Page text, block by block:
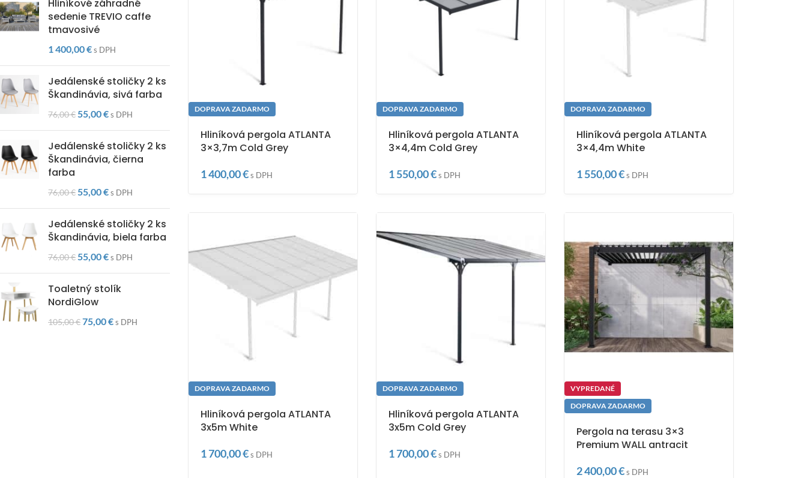
Hliníkové záhradné
sedenie TREVIO caffe
tmavosivé
1 400,00€s DPH
Jedálenské stoličky 2 ks
Škandinávia, sivá farba
76,00€55,00€s DPH
Jedálenské stoličky 2 ks
Škandinávia, čierna
farba
76,00€55,00€s DPH
Jedálenské stoličky 2 ks
Škandinávia, biela farba
76,00€55,00€s DPH
Toaletný stolík
NordiGlow
105,00€75,00€s DPH
DOPRAVA ZADARMO
Hliníková pergola ATLANTA
3×3,7m Cold Grey
1 400,00€s DPH
DOPRAVA ZADARMO
Hliníková pergola ATLANTA
3×4,4m Cold Grey
1 550,00€s DPH
DOPRAVA ZADARMO
Hliníková pergola ATLANTA
3×4,4m White
1 550,00€s DPH
DOPRAVA ZADARMO
Hliníková pergola ATLANTA
3x5m White
1 700,00€s DPH
DOPRAVA ZADARMO
Hliníková pergola ATLANTA
3x5m Cold Grey
1 700,00€s DPH
VYPREDANÉ
DOPRAVA ZADARMO
Pergola na terasu 3×3
Premium WALL antracit
2 400,00€s DPH